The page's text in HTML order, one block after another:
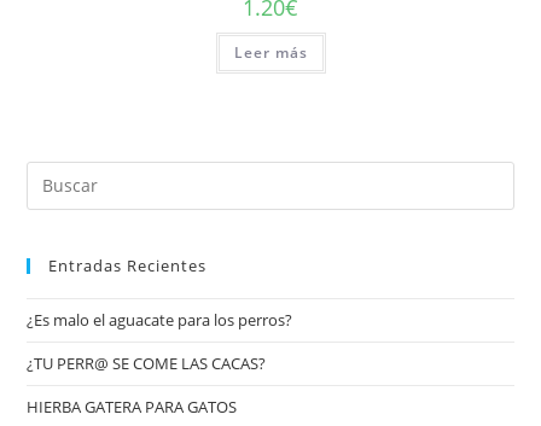
1.20€
Leer más
Entradas Recientes
¿Es malo el aguacate para los perros?
¿TU PERR@ SE COME LAS CACAS?
HIERBA GATERA PARA GATOS